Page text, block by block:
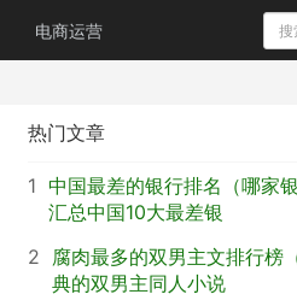
电商运营
热门文章
1 中国最差的银行排名（哪家
汇总中国10大最差银
2 腐肉最多的双男主文排行榜
典的双男主同人小说